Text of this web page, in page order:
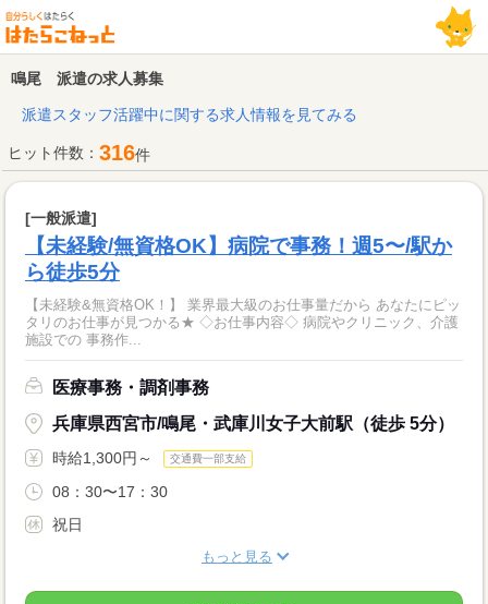
鳴尾 派遣の求人募集
派遣スタッフ活躍中に関する求人情報を見てみる
ヒット件数： 316件
[一般派遣]
【未経験/無資格OK】病院で事務！週5〜/駅か
ら徒歩5分
【未経験&無資格OK！】 業界最大級のお仕事量だから あなたにピッ
タリのお仕事が見つかる★ ◇お仕事内容◇ 病院やクリニック、介護
施設での 事務作...
医療事務・調剤事務
兵庫県西宮市/鳴尾・武庫川女子大前駅（徒歩 5分）
時給1,300円～ 交通費一部支給
08：30〜17：30
祝日
もっと見る